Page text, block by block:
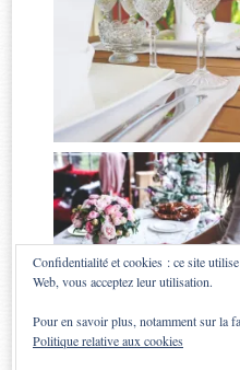
Confidentialité et cookies : ce site
Web, vous acceptez leur utilisation.
Pour en savoir plus, notamment sur la
Politique relative aux cookies